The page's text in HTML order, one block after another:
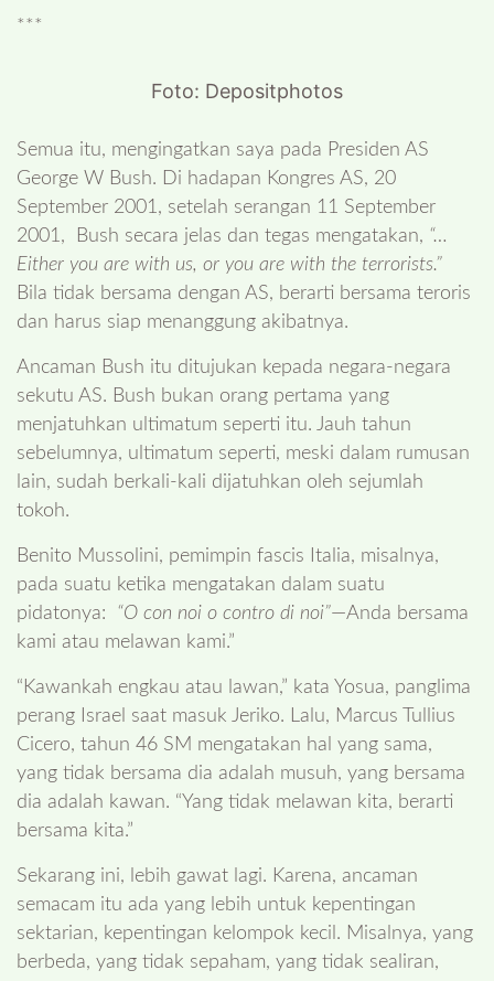
***
Foto: Depositphotos
Semua itu, mengingatkan saya pada Presiden AS
George W Bush. Di hadapan Kongres AS, 20
September 2001, setelah serangan 11 September
2001, Bush secara jelas dan tegas mengatakan, “…
Either you are with us, or you are with the terrorists.”
Bila tidak bersama dengan AS, berarti bersama teroris
dan harus siap menanggung akibatnya.
Ancaman Bush itu ditujukan kepada negara-negara
sekutu AS. Bush bukan orang pertama yang
menjatuhkan ultimatum seperti itu. Jauh tahun
sebelumnya, ultimatum seperti, meski dalam rumusan
lain, sudah berkali-kali dijatuhkan oleh sejumlah
tokoh.
Benito Mussolini, pemimpin fascis Italia, misalnya,
pada suatu ketika mengatakan dalam suatu
pidatonya:
“O con noi o contro di noi”—Anda bersama
kami atau melawan kami.”
“Kawankah engkau atau lawan,” kata Yosua, panglima
perang Israel saat masuk Jeriko. Lalu, Marcus Tullius
Cicero, tahun 46 SM mengatakan hal yang sama,
yang tidak bersama dia adalah musuh, yang bersama
dia adalah kawan. “Yang tidak melawan kita, berarti
bersama kita.”
Sekarang ini, lebih gawat lagi. Karena, ancaman
semacam itu ada yang lebih untuk kepentingan
sektarian, kepentingan kelompok kecil. Misalnya, yang
berbeda, yang tidak sepaham, yang tidak sealiran,